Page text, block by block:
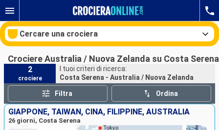
Cercare una crociera
Le nostre destinazioni
Mesi di partenza
Crociere Australia / Nuova Zelanda su Costa Serena
2
crociere
I tuoi criteri di ricerca:
Costa Serena - Australia / Nuova Zelanda
Filtra Ordina
GIAPPONE, TAIWAN, CINA, FILIPPINE, AUSTRALIA
26 giorni, Costa Serena